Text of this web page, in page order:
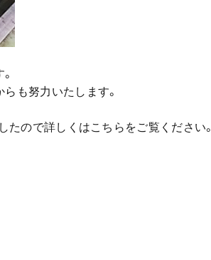
も努力いたします。
たので詳しくはこちらをご覧ください。